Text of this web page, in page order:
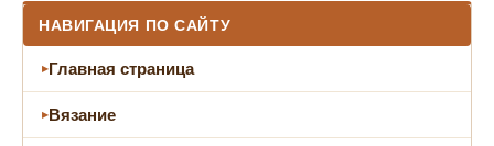
НАВИГАЦИЯ ПО САЙТУ
Главная страница
Вязание